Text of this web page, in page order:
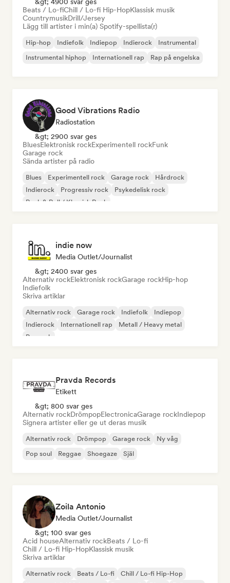
Beats / Lo-fiChill / Lo-fi Hip-HopKlassisk musik
CountrymusikDrill/Jersey
Lägg till artister i min(a) Spotify-spellista(r)
Hip-hop Indiefolk Indiepop Indierock
Instrumental
Instrumental hiphop
Internationell rap Rap på engelska
Good Vibrations Radio
Radiostation
&gt; 2900 svar ges
BluesElektronisk rockExperimentell rockFunk
Garage rock
Sända artister på radio
Blues Experimentell rock Garage rock
Hårdrock
Indierock
Progressiv rock
Psykedelisk rock
Rock & Roll / Klassisk Rock
indie now
Media Outlet/Journalist
&gt; 2400 svar ges
Alternativ rockElektronisk rockGarage rockHip-hop
Indiefolk
Skriva artiklar
Alternativ rock Garage rock Indiefolk
Indiepop
Indierock
Internationell rap
Metall / Heavy metal
Poprock
Pravda Records
Etikett
&gt; 800 svar ges
Alternativ rockDrömpopElectronicaGarage rockIndiepop
Signera artister eller ge ut deras musik
Alternativ rock Drömpop Garage rock
Ny våg
Pop soul
Reggae Shoegaze Själ
Zoila Antonio
Media Outlet/Journalist
&gt; 100 svar ges
Acid houseAlternativ rockBeats / Lo-fi
Chill / Lo-fi Hip-HopKlassisk musik
Skriva artiklar
Alternativ rock Beats / Lo-fi
Chill / Lo-fi Hip-Hop